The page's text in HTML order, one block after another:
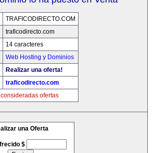
TRAFICODIRECTO.COM
traficodirecto.com
14 caracteres
Web Hosting y Dominios
Realizar una oferta!
traficodirecto.com
ofertas
una Oferta
$